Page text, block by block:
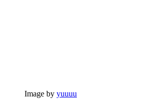
Image by yuuuu